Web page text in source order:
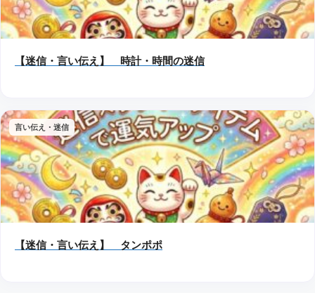
【迷信・言い伝え】 時計・時間の迷信
言い伝え・迷信
【迷信・言い伝え】 タンポポ